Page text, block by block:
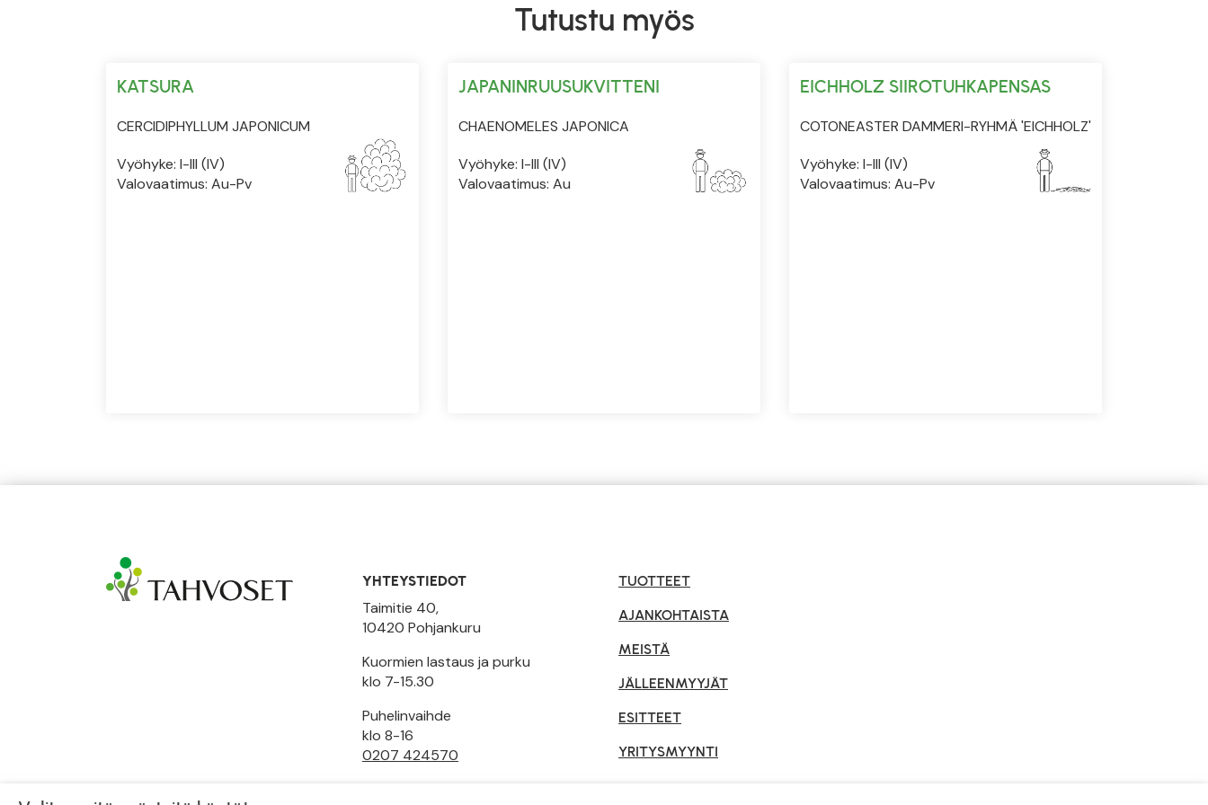
Tutustu myös
KATSURA
CERCIDIPHYLLUM JAPONICUM
Vyöhyke: I-III (IV)
Valovaatimus: Au-Pv
JAPANINRUUSUKVITTENI
CHAENOMELES JAPONICA
Vyöhyke: I-III (IV)
Valovaatimus: Au
EICHHOLZ SIIROTUHKAPENSAS
COTONEASTER DAMMERI-RYHMÄ 'EICHHOLZ'
Vyöhyke: I-III (IV)
Valovaatimus: Au-Pv
YHTEYSTIEDOT
Taimitie 40,
10420 Pohjankuru
Kuormien lastaus ja purku
klo 7-15.30
Puhelinvaihde
klo 8-16
0207 424570
TUOTTEET
AJANKOHTAISTA
MEISTÄ
JÄLLEENMYYJÄT
ESITTEET
YRITYSMYYNTI